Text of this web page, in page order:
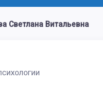
Светлана Витальевна